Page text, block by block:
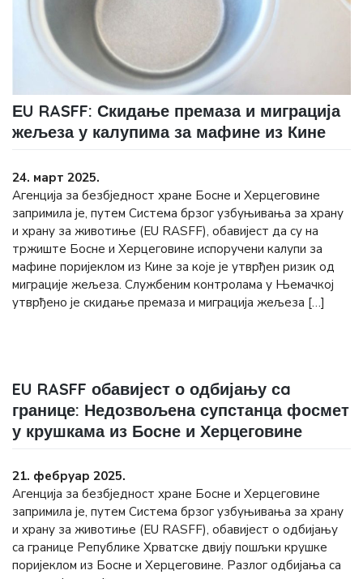
ЕU RASFF: Скидање премаза и миграција
жељеза у калупима за мафине из Кине
24. март 2025.
Агенција за безбједност хране Босне и Херцеговине
запримила је, путем Система брзог узбуњивања за храну
и храну за животиње (ЕU RASFF), обавијест да су на
тржиште Босне и Херцеговине испоручени калупи за
мафине поријеклом из Кине за које је утврђен ризик од
миграције жељеза. Службеним контролама у Њемачкој
утврђено је скидање премаза и миграција жељеза […]
EU RASFF обавијест о одбијању сa
границе: Недозвољена супстанца фосмет
у крушкама из Босне и Херцеговине
21. фебруар 2025.
Агенција за безбједност хране Босне и Херцеговине
запримила је, путем Система брзог узбуњивања за храну
и храну за животиње (ЕU RASFF), обавијест о одбијању
са границе Републике Хрватске двију пошљки крушке
поријеклом из Босне и Херцеговине. Разлог одбијања са